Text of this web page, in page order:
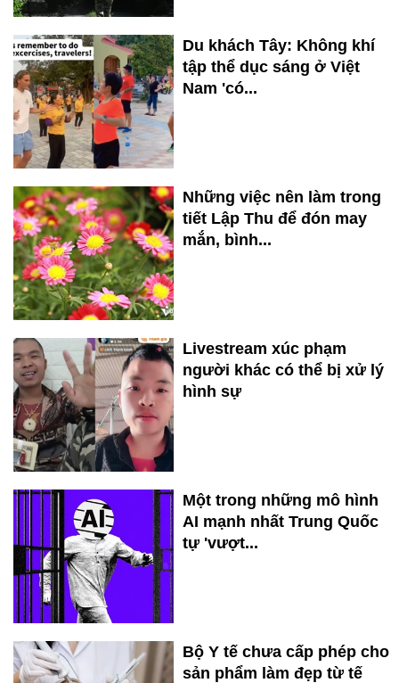
Du khách Tây: Không khí
tập thể dục sáng ở Việt
Nam 'có...
Những việc nên làm trong
tiết Lập Thu để đón may
mắn, bình...
Livestream xúc phạm
người khác có thể bị xử lý
hình sự
Một trong những mô hình
AI mạnh nhất Trung Quốc
tự 'vượt...
Bộ Y tế chưa cấp phép cho
sản phẩm làm đẹp từ tế